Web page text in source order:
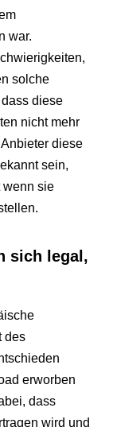
war.
solche
diese
nicht mehr
diese
sein,
wenn sie
sich legal,
des
erworben
dass
wird und